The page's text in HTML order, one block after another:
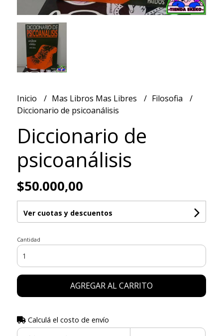
Inicio Mas Libros Mas Libres
Filosofia
Diccionario de psicoanálisis
Diccionario de
psicoanálisis
$50.000,00
Ver cuotas y descuentos
Cantidad
AGREGAR AL CARRITO
Calculá el costo de envío